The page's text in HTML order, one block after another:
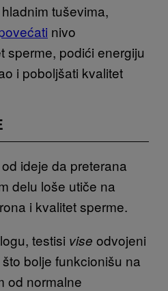
tuševima,
nivo
sperme, podići energiju
i poboljšati kvalitet
ideje da preterana
delu loše utiče na
i kvalitet sperme.
testisi vise odvojeni
bolje funkcionišu na
od normalne